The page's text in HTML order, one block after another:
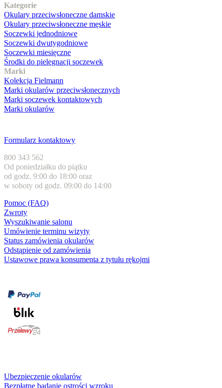
Kategorie
Okulary przeciwsłoneczne damskie
Okulary przeciwsłoneczne męskie
Soczewki jednodniowe
Soczewki dwutygodniowe
Soczewki miesięczne
Środki do pielęgnacji soczewek
Marki
Kolekcja Fielmann
Marki okularów przeciwsłonecznych
Marki soczewek kontaktowych
Marki okularów
Formularz kontaktowy
800 343 562
Od poniedziałku do piątku
od godz. 9:00 do 18:00 oraz
w soboty od godz. 09:00 do 14:00
Pomoc (FAQ)
Zwroty
Wyszukiwanie salonu
Umówienie terminu wizyty
Status zamówienia okularów
Odstąpienie od zamówienia
Ustawowe prawa konsumenta z tytułu rękojmi
Ubezpieczenie okularów
Bezpłatne badanie ostrości wzroku